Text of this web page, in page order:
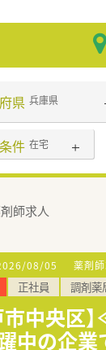
県 兵庫県
件 在宅
師求人
08/05 薬剤師
正社員 調剤薬
市中央区
中の企